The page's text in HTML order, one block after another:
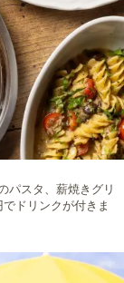
パスタ、薪焼きグリ
ドリンクが付きま